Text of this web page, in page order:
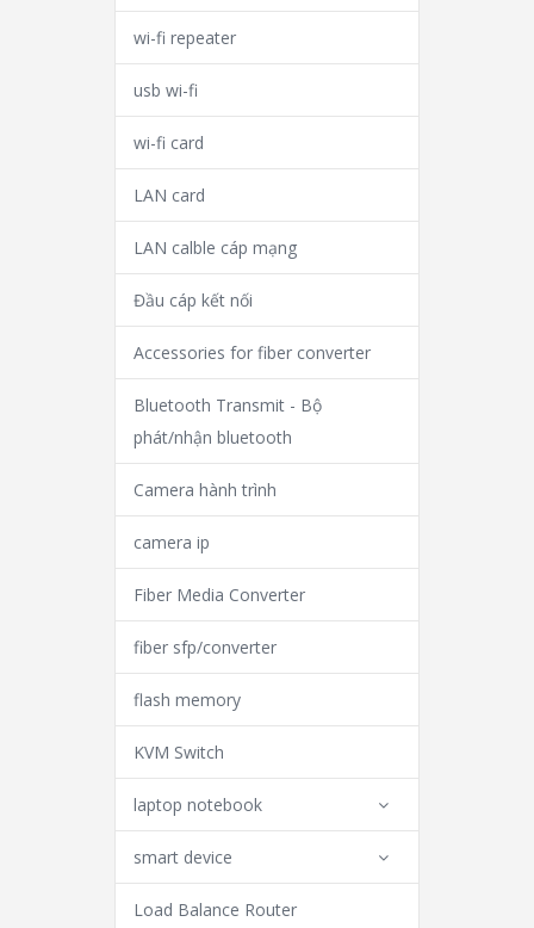
wi-fi repeater
usb wi-fi
wi-fi card
LAN card
LAN calble cáp mạng
Đầu cáp kết nối
Accessories for fiber converter
Bluetooth Transmit - Bộ
phát/nhận bluetooth
Camera hành trình
camera ip
Fiber Media Converter
fiber sfp/converter
flash memory
KVM Switch
laptop notebook
smart device
Load Balance Router